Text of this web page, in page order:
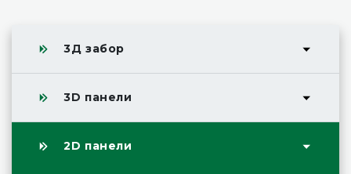
3Д забор
3D панели
2D панели